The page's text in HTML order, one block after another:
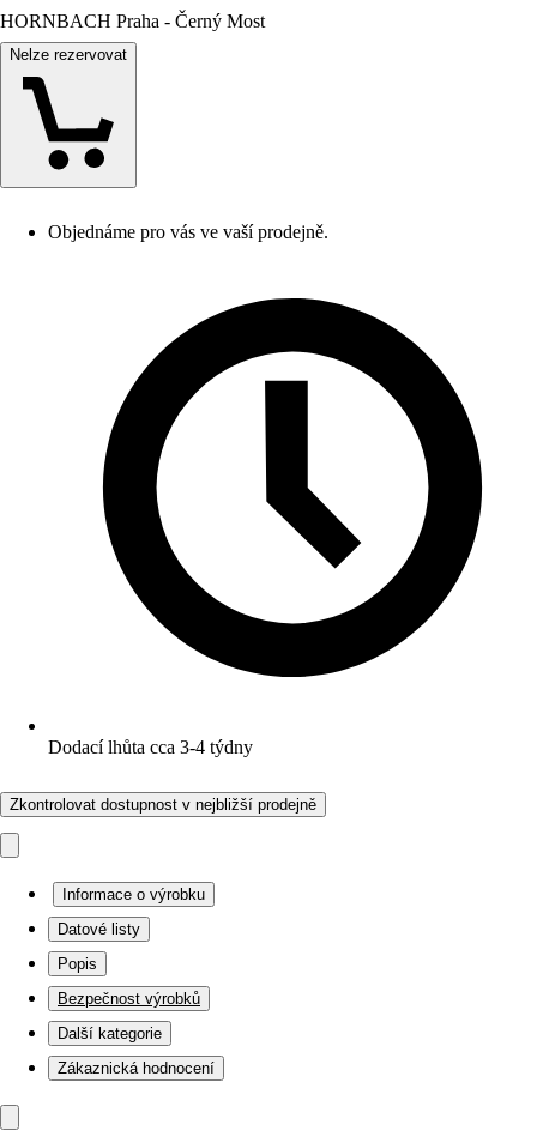
HORNBACH Praha - Černý Most
Nelze rezervovat
Objednáme pro vás ve vaší prodejně.
Dodací lhůta cca 3-4 týdny
Zkontrolovat dostupnost v nejbližší prodejně
Informace o výrobku
Datové listy
Popis
Bezpečnost výrobků
Další kategorie
Zákaznická hodnocení